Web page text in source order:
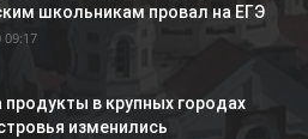
школьникам провал на ЕГЭ
09:17
продукты в крупных городах
изменились